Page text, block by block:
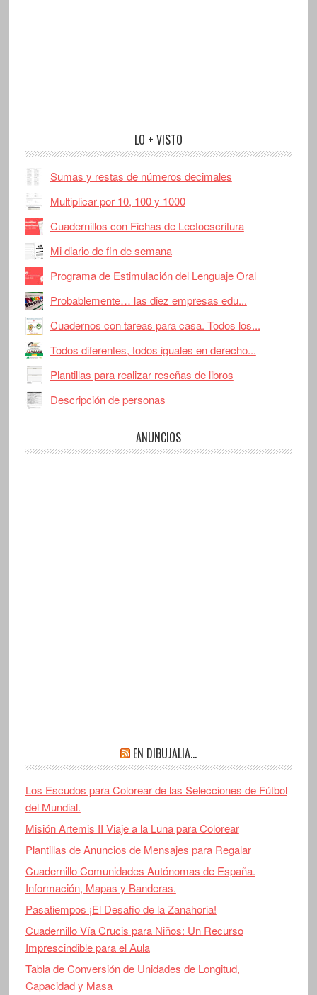
LO + VISTO
Sumas y restas de números decimales
Multiplicar por 10, 100 y 1000
Cuadernillos con Fichas de Lectoescritura
Mi diario de fin de semana
Programa de Estimulación del Lenguaje Oral
Probablemente… las diez empresas edu...
Cuadernos con tareas para casa. Todos los...
Todos diferentes, todos iguales en derecho...
Plantillas para realizar reseñas de libros
Descripción de personas
ANUNCIOS
EN DIBUJALIA…
Los Escudos para Colorear de las Selecciones de Fútbol
del Mundial.
Misión Artemis II Viaje a la Luna para Colorear
Plantillas de Anuncios de Mensajes para Regalar
Cuadernillo Comunidades Autónomas de España.
Información, Mapas y Banderas.
Pasatiempos ¡El Desafio de la Zanahoria!
Cuadernillo Vía Crucis para Niños: Un Recurso
Imprescindible para el Aula
Tabla de Conversión de Unidades de Longitud,
Capacidad y Masa